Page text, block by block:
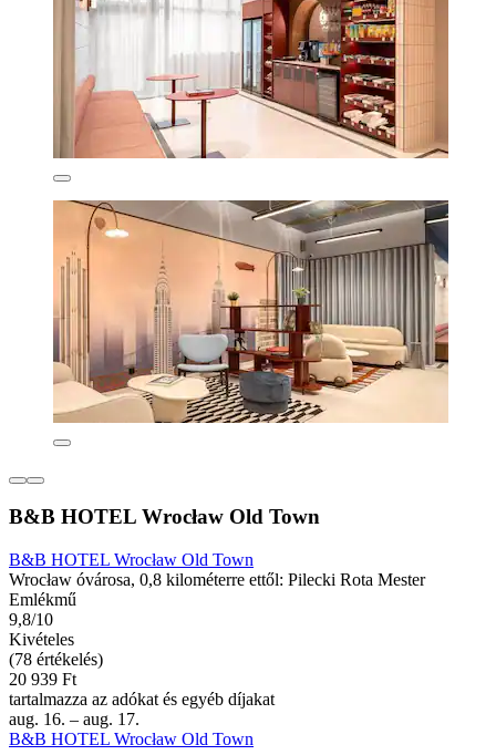
B&B HOTEL Wrocław Old Town
B&B HOTEL Wrocław Old Town
Wrocław óvárosa, 0,8 kilométerre ettől: Pilecki Rota Mester
Emlékmű
9,8/10
Kivételes
(78 értékelés)
20 939 Ft
tartalmazza az adókat és egyéb díjakat
aug. 16. – aug. 17.
B&B HOTEL Wrocław Old Town